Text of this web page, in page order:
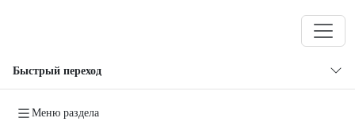
Быстрый переход
Меню раздела